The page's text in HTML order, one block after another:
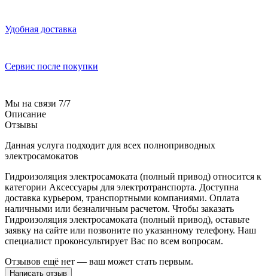
Удобная доставка
Сервис после покупки
Мы на связи 7/7
Описание
Отзывы
Данная услуга подходит для всех полноприводных
электросамокатов
Гидроизоляция электросамоката (полный привод) относится к
категории Аксессуары для электротранспорта. Доступна
доставка курьером, транспортными компаниями. Оплата
наличными или безналичным расчетом. Чтобы заказать
Гидроизоляция электросамоката (полный привод), оставьте
заявку на сайте или позвоните по указанному телефону. Наш
специалист проконсультирует Вас по всем вопросам.
Отзывов ещё нет — ваш может стать первым.
Написать отзыв